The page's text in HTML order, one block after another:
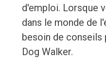
d'emploi. Lorsque
dans le monde de
besoin de conseils
Dog Walker.